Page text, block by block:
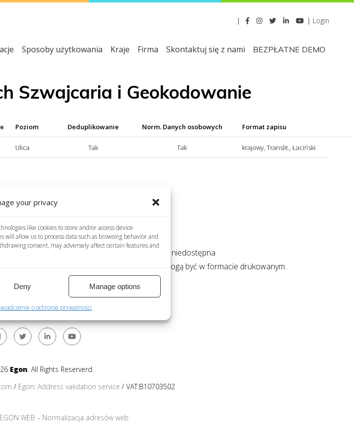
your privacy
like cookies to store and/or access device
will allow us to process data such as browsing behavior and
consent, may adversely affect certain features and
Deny Manage options
o ochronie prywatności
| | Login
Sposoby użytkowania Kraje Firma Skontaktuj się z nami BEZPŁATNE DEMO
Szwajcaria i Geokodowanie
Poziom Deduplikowanie Norm. Danych osobowych Format zapisu
Ulica Tak Tak krajowy, Translit., Łaciński
adresów niedostępna
niedostępna
miejscowości
NIE = usługa normalizacji danych osobowych niedostępna
= format międzynarodowy. Wszystkie litery mogą być w formacie drukowanym.
Egon. All Rights Reserverd.
/ Egon: Address validation service / VAT:B10703502
EGON WEB – Normalizacja adresów web